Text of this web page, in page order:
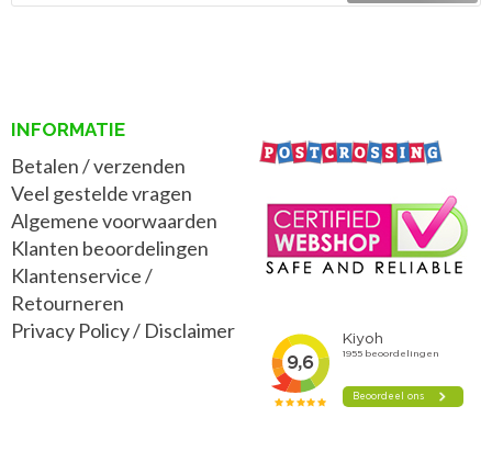
INFORMATIE
Betalen / verzenden
Veel gestelde vragen
Algemene voorwaarden
Klanten beoordelingen
Klantenservice /
Retourneren
Privacy Policy/ Disclaimer